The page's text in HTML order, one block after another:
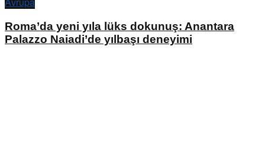
Roma’da yeni yıla lüks dokunuş: Anantara
Palazzo Naiadi’de yılbaşı deneyimi